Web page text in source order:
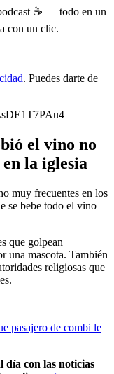
☕ — todo en un
con un clic.
. Puedes darte de
el vino no
la iglesia
muy frecuentes en los
se bebe todo el vino
que golpean
una mascota. También
religiosas que
pasajero de combi le
día con las noticias